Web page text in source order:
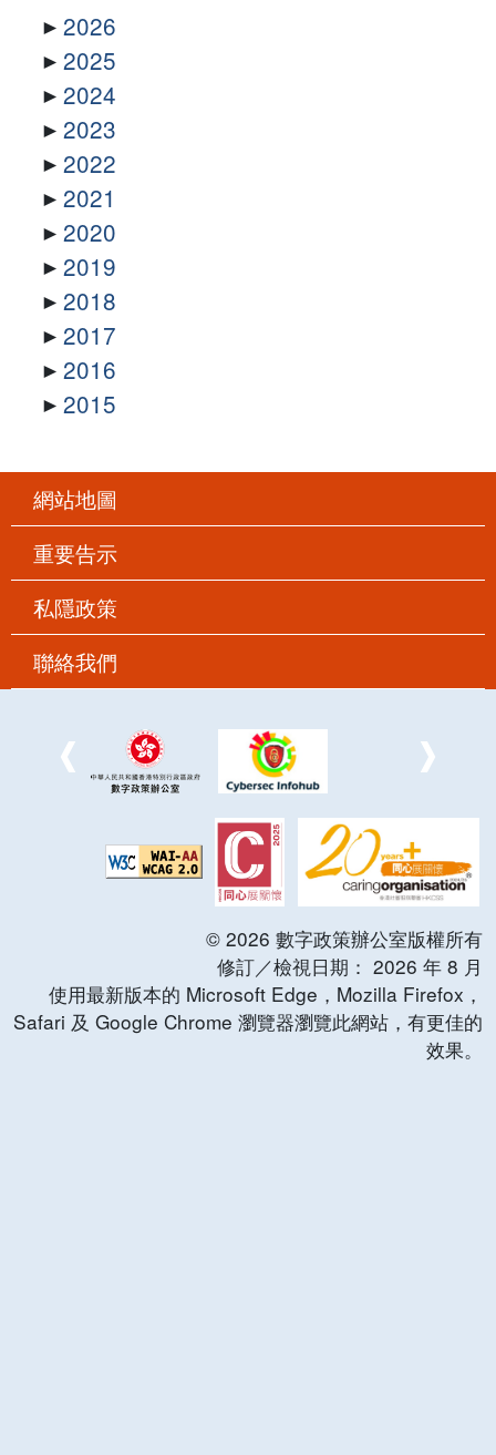
2026
2025
2024
2023
2022
2021
2020
2019
2018
2017
2016
2015
網站地圖
重要告示
私隱政策
聯絡我們
© 2026 數字政策辦公室版權所有
修訂／檢視日期： 2026 年 8 月
使用最新版本的 Microsoft Edge，Mozilla Firefox，
Safari 及 Google Chrome 瀏覽器瀏覽此網站，有更佳的
效果。